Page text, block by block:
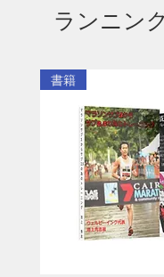
ランニン
書籍